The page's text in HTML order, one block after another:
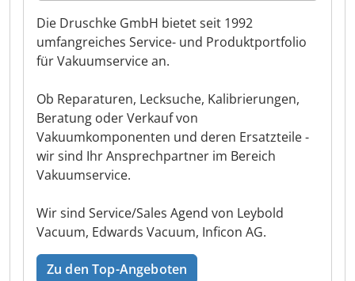
Die Druschke GmbH bietet seit 1992
umfangreiches Service- und Produktportfolio
für Vakuumservice an.
Ob Reparaturen, Lecksuche, Kalibrierungen,
Beratung oder Verkauf von
Vakuumkomponenten und deren Ersatzteile -
wir sind Ihr Ansprechpartner im Bereich
Vakuumservice.
Wir sind Service/Sales Agend von Leybold
Vacuum, Edwards Vacuum, Inficon AG.
Zu den Top-Angeboten